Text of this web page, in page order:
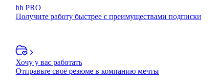
hh PRO
Получите работу быстрее с преимуществами подписки
Хочу у вас работать
Отправьте своё резюме в компанию мечты